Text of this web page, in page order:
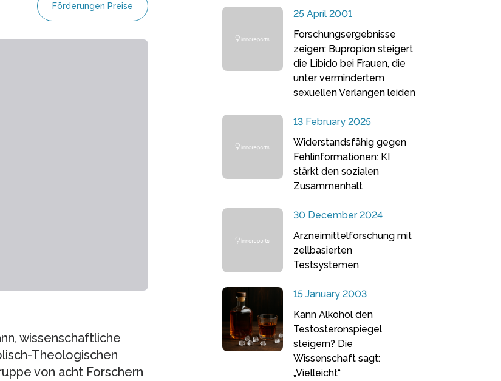
Förderungen Preise
wissenschaftliche
Theologischen
von acht Forschern
25 April 2001
Forschungsergebnisse
zeigen: Bupropion steigert
die Libido bei Frauen, die
unter vermindertem
sexuellen Verlangen leiden
13 February 2025
Widerstandsfähig gegen
Fehlinformationen: KI
stärkt den sozialen
Zusammenhalt
30 December 2024
Arzneimittelforschung mit
zellbasierten
Testsystemen
15 January 2003
Kann Alkohol den
Testosteronspiegel
steigern? Die
Wissenschaft sagt:
„Vielleicht“